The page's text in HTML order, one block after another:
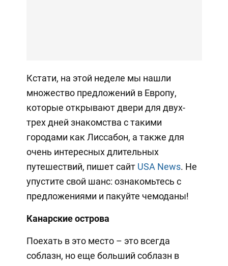
Кстати, на этой неделе мы нашли
множество предложений в Европу,
которые открывают двери для двух-
трех дней знакомства с такими
городами как Лиссабон, а также для
очень интересных длительных
путешествий, пишет сайт USA News. Не
упустите свой шанс: ознакомьтесь с
предложениями и пакуйте чемоданы!
Канарские острова
Поехать в это место – это всегда
соблазн, но еще больший соблазн в